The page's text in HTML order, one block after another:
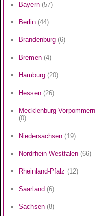
Bayern (57)
Berlin (44)
Brandenburg (6)
Bremen (4)
Hamburg (20)
Hessen (26)
Mecklenburg-Vorpommern
(0)
Niedersachsen (19)
Nordrhein-Westfalen (66)
Rheinland-Pfalz (12)
Saarland (6)
Sachsen (8)